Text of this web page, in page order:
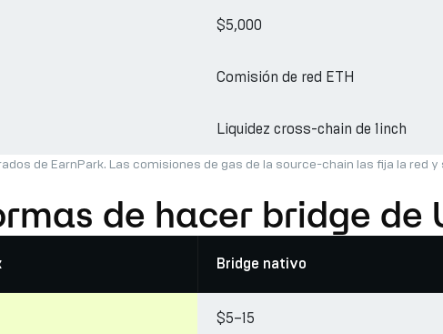
$5,000
Comisión de red ETH
Liquidez cross-chain de 1inch
de EarnPark. Las comisiones de gas de la source-chain las fija la red
de hacer bridge de
Bridge nativo
$5–15